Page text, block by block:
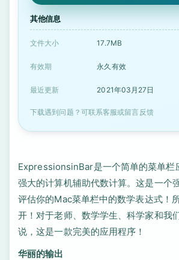
其他信息
文件大小 17.7MB
有效期 永久有效
最近更新 2021年03月27日
下载遇到问题？可联系客服或留言反馈
ExpressionsinBar是一个简单的菜单栏
强大的计算机辅助代数计算。这是一个
评估你的Mac菜单栏中的数学表达式！
开！对于老师、数学学生、科学家和我
说，这是一款完美的应用程序！
华丽的输出